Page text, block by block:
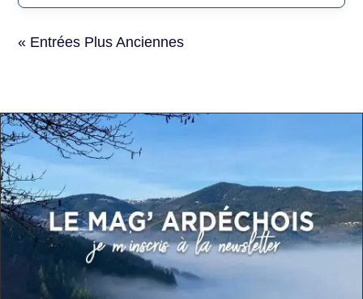
« Entrées Plus Anciennes